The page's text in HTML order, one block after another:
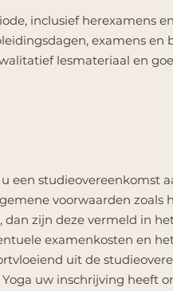
inclusief herexamens
examens en
lesmateriaal en
een studieovereenkomst
voorwaarden zoals
zijn deze vermeld in
examenkosten en
uit de
uw inschrijving heeft